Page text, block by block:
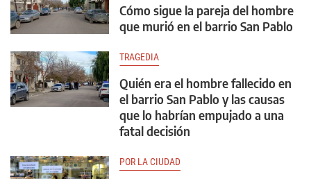
Cómo sigue la pareja del hombre
que murió en el barrio San Pablo
TRAGEDIA
Quién era el hombre fallecido en
el barrio San Pablo y las causas
que lo habrían empujado a una
fatal decisión
POR LA CIUDAD